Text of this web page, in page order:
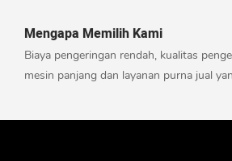
Mengapa Memilih Kami
Biaya pengeringan rendah, kualitas
mesin panjang dan layanan purna jual